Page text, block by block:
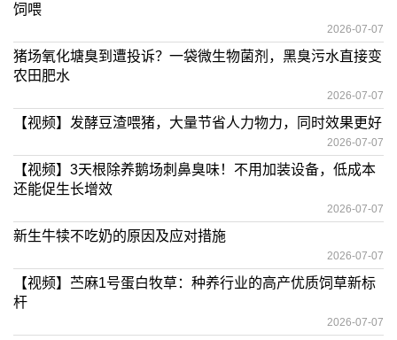
饲喂
2026-07-07
猪场氧化塘臭到遭投诉？一袋微生物菌剂，黑臭污水直接变
农田肥水
2026-07-07
【视频】发酵豆渣喂猪，大量节省人力物力，同时效果更好
2026-07-07
【视频】3天根除养鹅场刺鼻臭味！不用加装设备，低成本
还能促生长增效
2026-07-07
新生牛犊不吃奶的原因及应对措施
2026-07-07
【视频】苎麻1号蛋白牧草：种养行业的高产优质饲草新标
杆
2026-07-07